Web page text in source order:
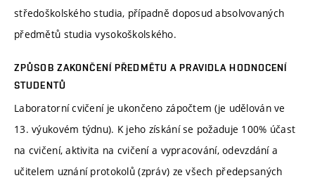
středoškolského studia, případně doposud absolvovaných
předmětů studia vysokoškolského.
ZPŮSOB ZAKONČENÍ PŘEDMĚTU A PRAVIDLA HODNOCENÍ
STUDENTŮ
Laboratorní cvičení je ukončeno zápočtem (je udělován ve
13. výukovém týdnu). K jeho získání se požaduje 100% účast
na cvičení, aktivita na cvičení a vypracování, odevzdání a
učitelem uznání protokolů (zpráv) ze všech předepsaných